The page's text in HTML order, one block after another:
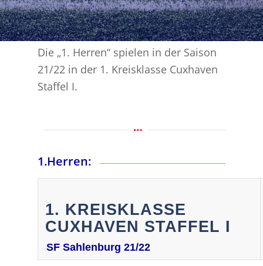
Die „1. Herren“ spielen in der Saison
21/22 in der 1. Kreisklasse Cuxhaven
Staffel I.
1.Herren:
1. KREISKLASSE
CUXHAVEN STAFFEL I
SF Sahlenburg 21/22